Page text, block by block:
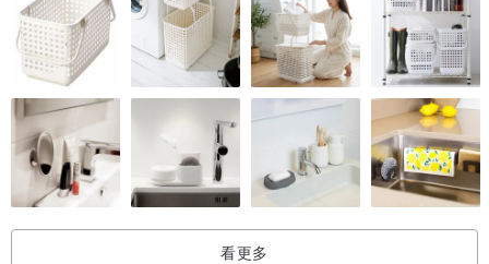
💌 購買須知
每束花皆為手工設計，花材與色調略有差異
若需客製（色系或尺寸），請於下單前私訊
不接受退換貨（除嚴重損壞外）
看更多